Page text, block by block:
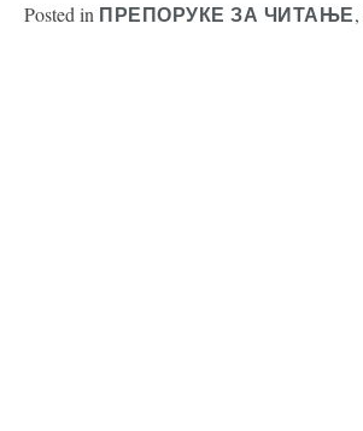
Posted in ПРЕПОРУКЕ ЗА ЧИТАЊЕ,